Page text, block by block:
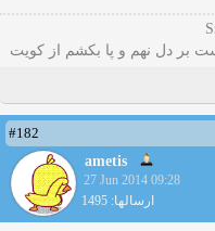
بر دل نهم و پا بکشم از کویت
#182
ametis
27 Jun 2014 09:28
ارسالها: 1495